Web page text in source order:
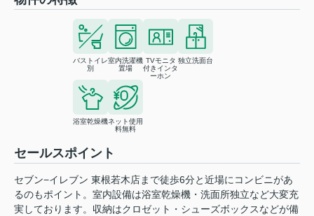
バストイレ
別
室内洗濯機
置場
TVモニタ
付きインタ
ーホン
独立洗面台
浴室乾燥機ネット使用
料無料
セールスポイント
セブン−イレブン 東根若木店まで徒歩6分と近場にコンビニがあ
るのもポイント。室内設備は浴室乾燥機・洗面所独立など大変充
実しております。収納はクロゼット・シューズボックスなどが備